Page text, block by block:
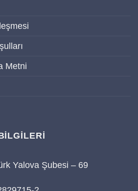
Metni
Yalova Şubesi – 69